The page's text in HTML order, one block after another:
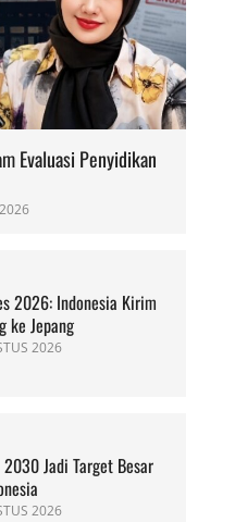
Evaluasi Penyidikan
2026: Indonesia Kirim
ke Jepang
2026
Jadi Target Besar
2026